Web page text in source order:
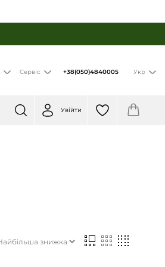
Сервіс +38(050)4840005 Укр
Увійти